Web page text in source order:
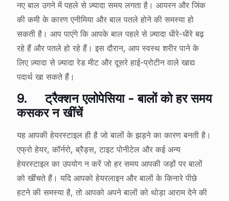
नए बाल उगने में पहले से ज़्यादा समय लगता है। आयरन और जिंक
की कमी के कारण एनीमिया और बाल पतले होने की समस्या हो
सकती है। आप पाएंगे कि आपके बाल पहले से ज़्यादा धीरे-धीरे बढ़
रहे हैं और पतले हो रहे हैं। इस दौरान, आप स्वस्थ शरीर पाने के
लिए ज़्यादा से ज़्यादा रेड मीट और दूसरे हाई-प्रोटीन वाले खाद्य
पदार्थ खा सकते हैं।
9.ट्रैक्शन एलोपेसिया - बालों को हर समय
कसकर न खींचें
यह आपकी हेयरस्टाइल ही है जो बालों के झड़ने का कारण बनती है।
एफ्रो हेयर, कॉर्नरो, ब्रैड्स, टाइट पोनीटेल और कई अन्य
हेयरस्टाइल का उपयोग न करें जो हर समय आपकी जड़ों पर बालों
को खींचते हैं। यदि आपको हेयरलाइन और बालों के किनारे पीछे
हटने की समस्या है, तो आपको अपने बालों को थोड़ा आराम देने की